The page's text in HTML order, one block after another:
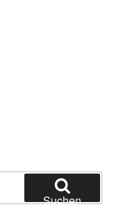
Suchen